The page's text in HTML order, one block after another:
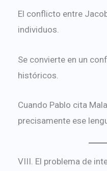
El conflicto entre
individuos.
Se convierte en un
históricos.
Cuando Pablo cita
precisamente ese
VIII. El problema de